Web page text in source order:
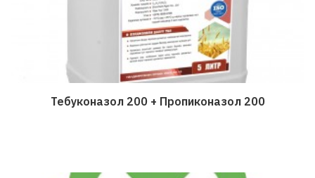
Дэлгэрэнгүй
Тебуконазол 200 + Пропиконазол 200